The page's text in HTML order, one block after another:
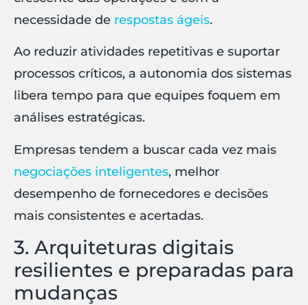
necessidade de respostas ágeis.
Ao reduzir atividades repetitivas e suportar
processos críticos, a autonomia dos sistemas
libera tempo para que equipes foquem em
análises estratégicas.
Empresas tendem a buscar cada vez mais
negociações inteligentes, melhor
desempenho de fornecedores e decisões
mais consistentes e acertadas.
3. Arquiteturas digitais
resilientes e preparadas para
mudanças